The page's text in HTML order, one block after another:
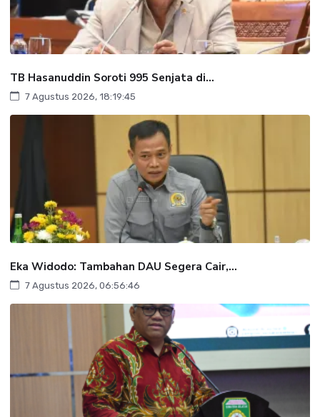
TB Hasanuddin Soroti 995 Senjata di...
7 Agustus 2026, 18:19:45
Eka Widodo: Tambahan DAU Segera Cair,...
7 Agustus 2026, 06:56:46